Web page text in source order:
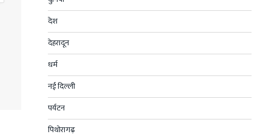
देश
देहरादून
धर्म
नई दिल्ली
पर्यटन
पिथोरागढ़